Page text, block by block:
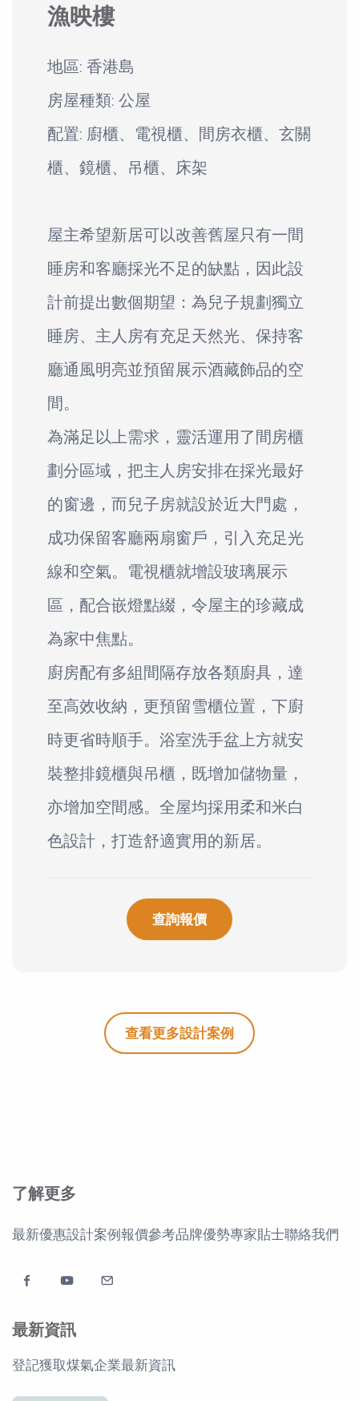
漁映樓
地區: 香港島
房屋種類: 公屋
配置: 廚櫃、電視櫃、間房衣櫃、玄關
櫃、鏡櫃、吊櫃、床架
屋主希望新居可以改善舊屋只有一間
睡房和客廳採光不足的缺點，因此設
計前提出數個期望：為兒子規劃獨立
睡房、主人房有充足天然光、保持客
廳通風明亮並預留展示酒藏飾品的空
間。
為滿足以上需求，靈活運用了間房櫃
劃分區域，把主人房安排在採光最好
的窗邊，而兒子房就設於近大門處，
成功保留客廳兩扇窗戶，引入充足光
線和空氣。電視櫃就增設玻璃展示
區，配合嵌燈點綴，令屋主的珍藏成
為家中焦點。
廚房配有多組間隔存放各類廚具，達
至高效收納，更預留雪櫃位置，下廚
時更省時順手。浴室洗手盆上方就安
裝整排鏡櫃與吊櫃，既增加儲物量，
亦增加空間感。全屋均採用柔和米白
色設計，打造舒適實用的新居。
查詢報價
查看更多設計案例
了解更多
最新優惠設計案例 報價參考品牌優勢專家貼士聯絡我們
最新資訊
登記獲取煤氣企業最新資訊